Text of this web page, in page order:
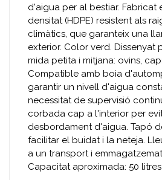
d'aigua per al bestiar.
densitat (HDPE) resistent als
climàtics, que garanteix una
exterior. Color verd. Dissenyat
mida petita i mitjana: ovins,
Compatible amb boia
garantir un nivell d'aigua
necessitat de supervisió
corbada cap a l'interior per
desbordament d'aigua. Tapó
facilitar el buidat i la neteja.
a un transport i
Capacitat aproximada: 50 litres.